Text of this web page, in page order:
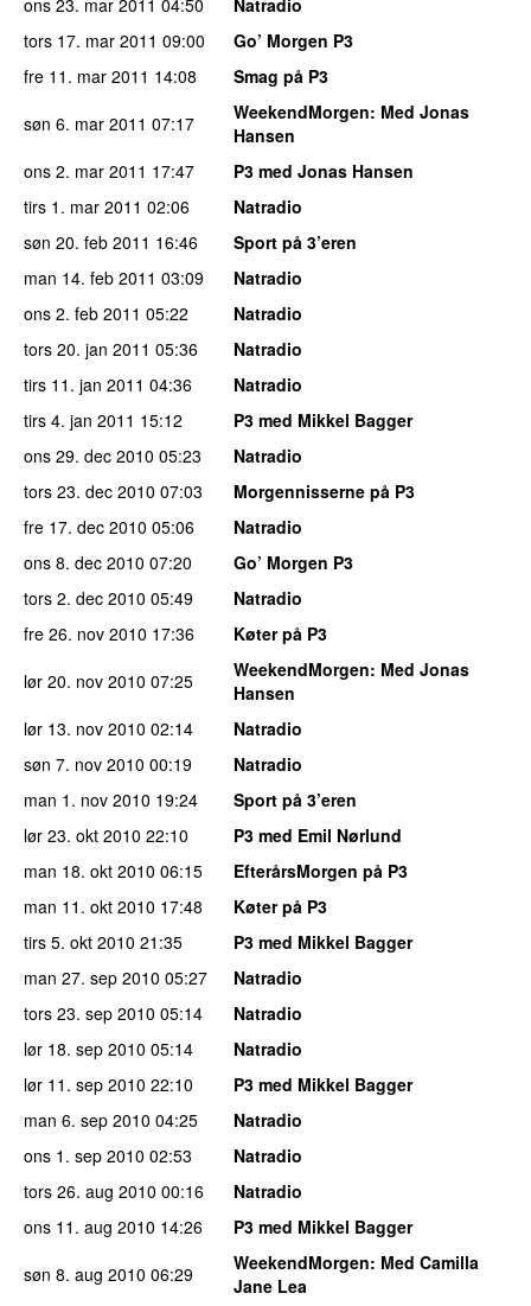
tors 17. mar 2011 09:00
Go’ Morgen P3
fre 11. mar 2011 14:08
Smag på P3
søn 6. mar 2011 07:17 WeekendMorgen: Med Jonas
Hansen
ons 2. mar 2011 17:47
P3 med Jonas Hansen
tirs 1. mar 2011 02:06
Natradio
søn 20. feb 2011 16:46
Sport på 3’eren
man 14. feb 2011 03:09
Natradio
ons 2. feb 2011 05:22
Natradio
tors 20. jan 2011 05:36
Natradio
tirs 11. jan 2011 04:36
Natradio
tirs 4. jan 2011 15:12
P3 med Mikkel Bagger
ons 29. dec 2010 05:23
Natradio
tors 23. dec 2010 07:03
Morgennisserne på P3
fre 17. dec 2010 05:06
Natradio
ons 8. dec 2010 07:20
Go’ Morgen P3
tors 2. dec 2010 05:49
Natradio
fre 26. nov 2010 17:36
Køter på P3
lør 20. nov 2010 07:25 WeekendMorgen: Med Jonas
Hansen
lør 13. nov 2010 02:14
Natradio
søn 7. nov 2010 00:19
Natradio
man 1. nov 2010 19:24
Sport på 3’eren
lør 23. okt 2010 22:10
P3 med Emil Nørlund
man 18. okt 2010 06:15
EfterårsMorgen på P3
man 11. okt 2010 17:48
Køter på P3
tirs 5. okt 2010 21:35
P3 med Mikkel Bagger
man 27. sep 2010 05:27
Natradio
tors 23. sep 2010 05:14
Natradio
lør 18. sep 2010 05:14
Natradio
lør 11. sep 2010 22:10
P3 med Mikkel Bagger
man 6. sep 2010 04:25
Natradio
ons 1. sep 2010 02:53
Natradio
tors 26. aug 2010 00:16
Natradio
ons 11. aug 2010 14:26
P3 med Mikkel Bagger
søn 8. aug 2010 06:29 WeekendMorgen: Med Camilla
Jane Lea